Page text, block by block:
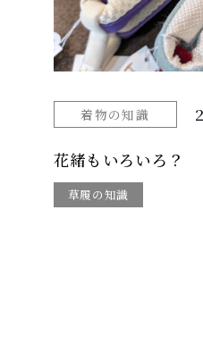
着物の知識
花緒もいろいろ？
草履の知識